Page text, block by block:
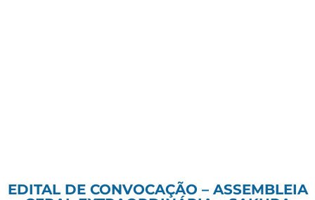
EDITAL DE CONVOCAÇÃO – ASSEMBLEIA